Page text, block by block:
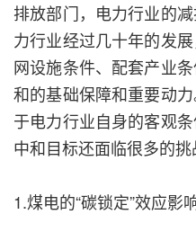
排放部门，电力行业的
力行业经过几十年的发
网设施条件、配套产业
和的基础保障和重要动
于电力行业自身的客观
中和目标还面临很多的挑
1.煤电的“碳锁定”效应影